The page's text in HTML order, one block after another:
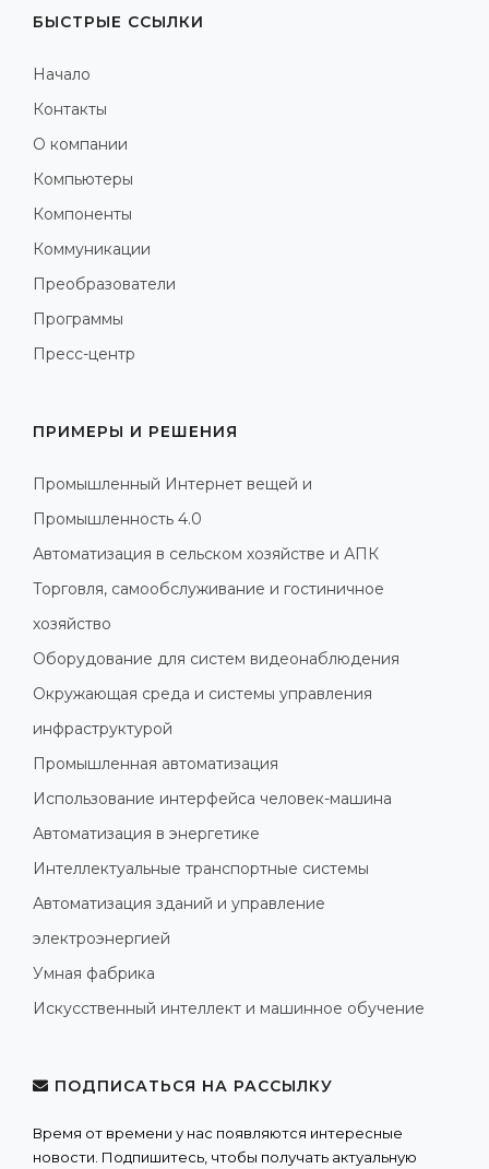
БЫСТРЫЕ ССЫЛКИ
Начало
Контакты
О компании
Компьютеры
Компоненты
Коммуникации
Преобразователи
Программы
Пресс-центр
ПРИМЕРЫ И РЕШЕНИЯ
Промышленный Интернет вещей и
Промышленность 4.0
Автоматизация в сельском хозяйстве и АПК
Торговля, самообслуживание и гостиничное
хозяйство
Оборудование для систем видеонаблюдения
Окружающая среда и системы управления
инфраструктурой
Промышленная автоматизация
Использование интерфейса человек-машина
Автоматизация в энергетике
Интеллектуальные транспортные системы
Автоматизация зданий и управление
электроэнергией
Умная фабрика
Искусственный интеллект и машинное обучение
ПОДПИСАТЬСЯ НА РАССЫЛКУ
Время от времени у нас появляются интересные
новости. Подпишитесь, чтобы получать актуальную